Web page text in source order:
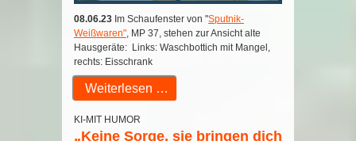
08.06.23 Im Schaufenster von "Sputnik-
Weißwaren" , MP 37, stehen zur Ansicht alte
Hausgeräte: Links: Waschbottich mit Mangel,
rechts: Eisschrank
Weiterlesen …
KI-MIT HUMOR
„Keine Sorge, sie bringen dich